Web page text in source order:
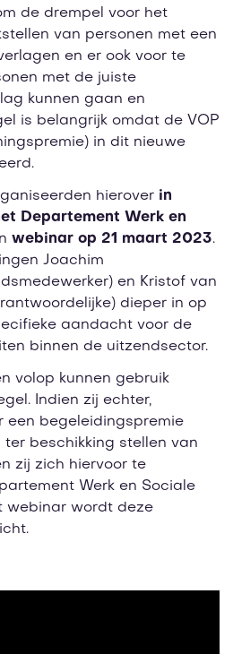
de drempel voor het
van personen met een
en er ook voor te
met de juiste
kunnen gaan en
is belangrijk omdat de VOP
in dit nieuwe
hierover in
Departement Werk en
webinar op 21 maart 2023.
Joachim
en Kristof van
dieper in op
aandacht voor de
binnen de uitzendsector.
volop kunnen gebruik
Indien zij echter,
een begeleidingspremie
beschikking stellen van
zij zich hiervoor te
Werk en Sociale
webinar wordt deze